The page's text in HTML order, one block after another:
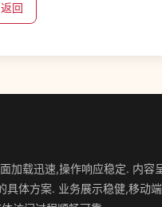
回
加载迅速,操作响应稳定. 内容
具体方案. 业务展示稳健,移动